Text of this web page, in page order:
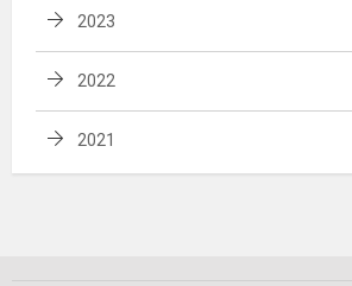
2023
2022
2021